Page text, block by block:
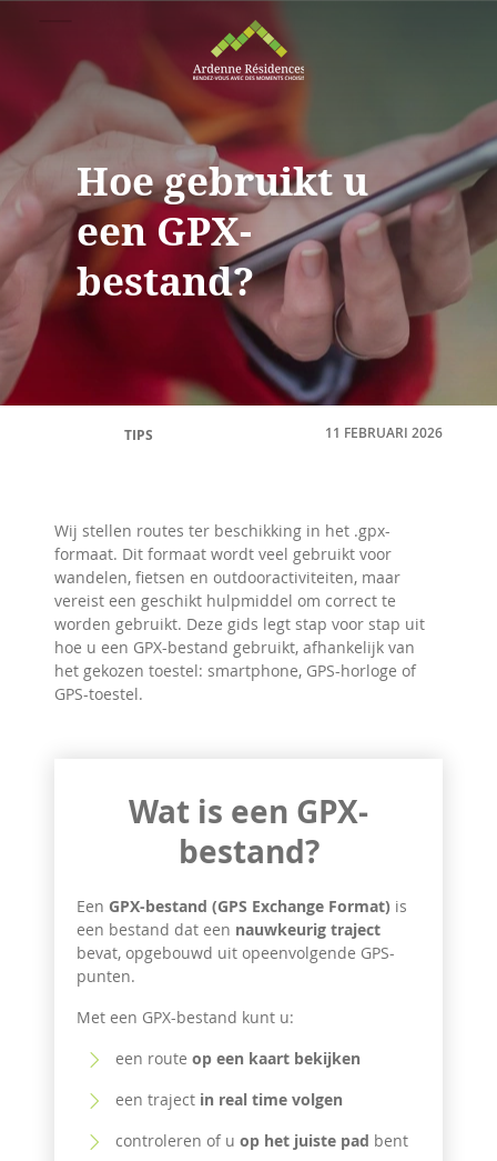
Hoe gebruikt u
een GPX-
bestand?
TIPS 11 FEBRUARI 2026
Wij stellen routes ter beschikking in het .gpx-
formaat. Dit formaat wordt veel gebruikt voor
wandelen, fietsen en outdooractiviteiten, maar
vereist een geschikt hulpmiddel om correct te
worden gebruikt. Deze gids legt stap voor stap uit
hoe u een GPX-bestand gebruikt, afhankelijk van
het gekozen toestel: smartphone, GPS-horloge of
GPS-toestel.
Wat is een GPX-
bestand?
Een GPX-bestand (GPS Exchange Format) is
een bestand dat een nauwkeurig traject
bevat, opgebouwd uit opeenvolgende GPS-
punten.
Met een GPX-bestand kunt u:
een route op een kaart bekijken
een traject in real time volgen
controleren of u op het juiste pad bent